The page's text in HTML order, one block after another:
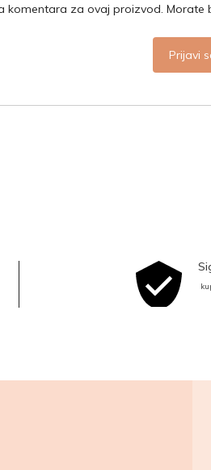
komentara za ovaj proizvod. Morate
Prijavi